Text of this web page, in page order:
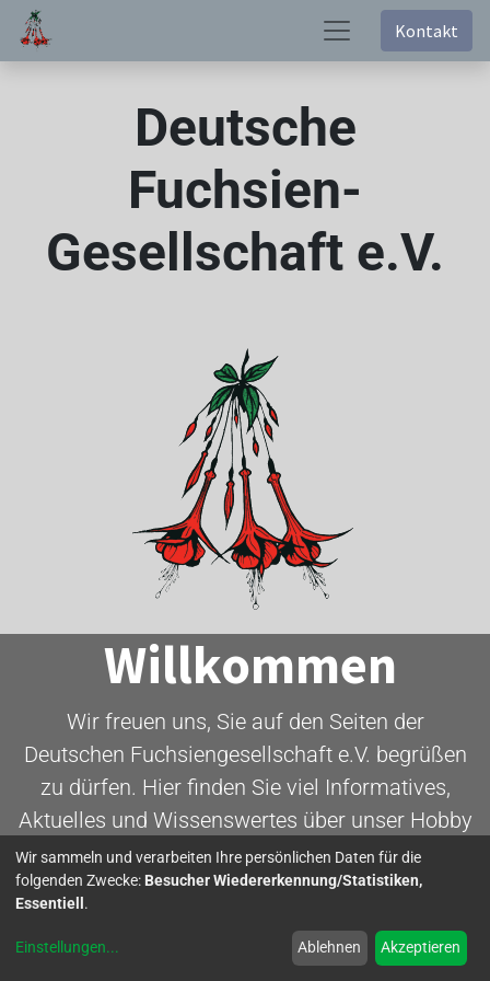
Kontakt
Deutsche
Fuchsien-
Gesellschaft e.V.
Willkommen
Wir freuen uns, Sie auf den Seiten der
Deutschen Fuchsiengesellschaft e.V. begrüßen
zu dürfen. Hier finden Sie viel Informatives,
Aktuelles und Wissenswertes über unser Hobby
- die Fuchsie.
Wir sammeln und verarbeiten Ihre persönlichen Daten für die
folgenden Zwecke: Besucher Wiedererkennung/Statistiken,
Essentiell .
Einstellungen... Ablehnen Akzeptieren